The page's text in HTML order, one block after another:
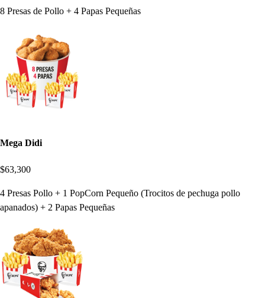
8 Presas de Pollo + 4 Papas Pequeñas
Mega Didi
$63,300
4 Presas Pollo + 1 PopCorn Pequeño (Trocitos de pechuga pollo
apanados) + 2 Papas Pequeñas